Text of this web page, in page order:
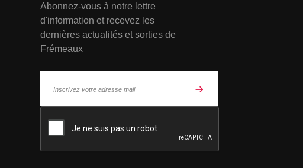
Abonnez-vous à notre lettre
d'information et recevez les
dernières actualités et sorties de
Frémeaux